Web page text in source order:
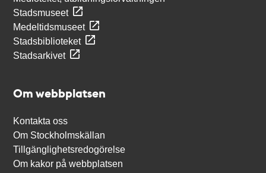
Stadsmuseet
Medeltidsmuseet
Stadsbiblioteket
Stadsarkivet
Om webbplatsen
Kontakta oss
Om Stockholmskällan
Tillgänglighetsredogörelse
Om kakor på webbplatsen